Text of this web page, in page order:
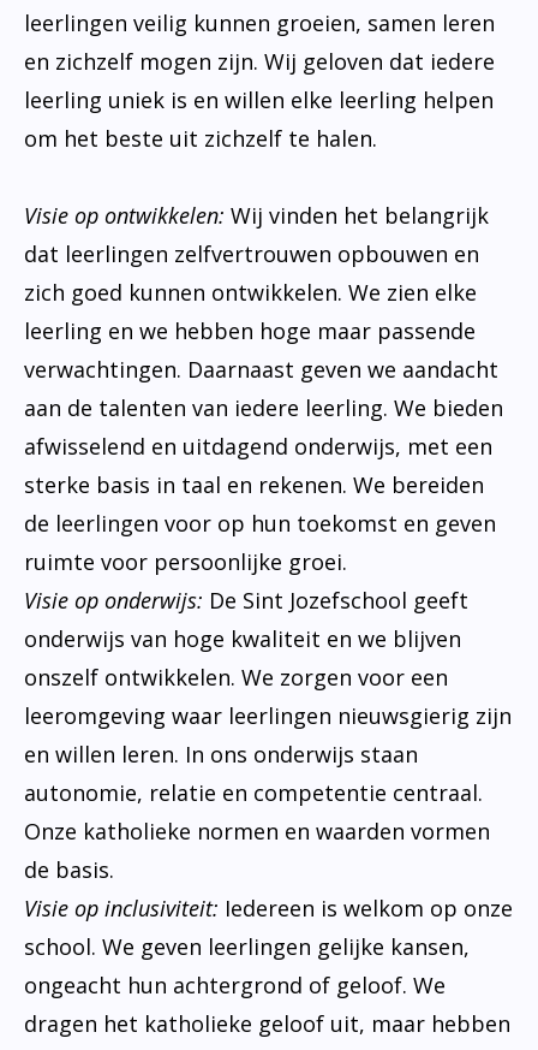
leerlingen veilig kunnen groeien, samen leren
en zichzelf mogen zijn. Wij geloven dat iedere
leerling uniek is en willen elke leerling helpen
om het beste uit zichzelf te halen.
Visie op ontwikkelen: Wij vinden het belangrijk
dat leerlingen zelfvertrouwen opbouwen en
zich goed kunnen ontwikkelen. We zien elke
leerling en we hebben hoge maar passende
verwachtingen. Daarnaast geven we aandacht
aan de talenten van iedere leerling. We bieden
afwisselend en uitdagend onderwijs, met een
sterke basis in taal en rekenen. We bereiden
de leerlingen voor op hun toekomst en geven
ruimte voor persoonlijke groei.
Visie op onderwijs: De Sint Jozefschool geeft
onderwijs van hoge kwaliteit en we blijven
onszelf ontwikkelen. We zorgen voor een
leeromgeving waar leerlingen nieuwsgierig zijn
en willen leren. In ons onderwijs staan
autonomie, relatie en competentie centraal.
Onze katholieke normen en waarden vormen
de basis.
Visie op inclusiviteit: Iedereen is welkom op onze
school. We geven leerlingen gelijke kansen,
ongeacht hun achtergrond of geloof. We
dragen het katholieke geloof uit, maar hebben